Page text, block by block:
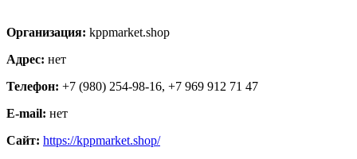
Организация: kppmarket.shop
Адрес: нет
Телефон: +7 (980) 254-98-16, +7 969 912 71 47
E-mail: нет
Сайт: https://kppmarket.shop/